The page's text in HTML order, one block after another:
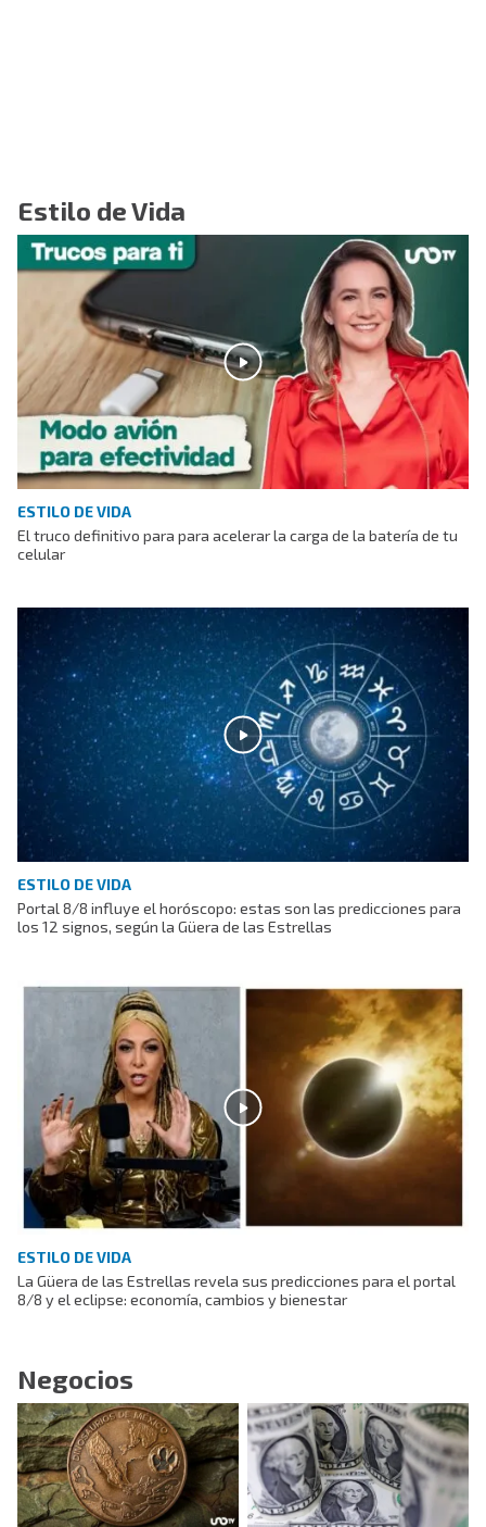
Estilo de Vida
ESTILO DE VIDA
El truco definitivo para para acelerar la carga de la batería de tu
celular
ESTILO DE VIDA
Portal 8/8 influye el horóscopo: estas son las predicciones para
los 12 signos, según la Güera de las Estrellas
ESTILO DE VIDA
La Güera de las Estrellas revela sus predicciones para el portal
8/8 y el eclipse: economía, cambios y bienestar
Negocios